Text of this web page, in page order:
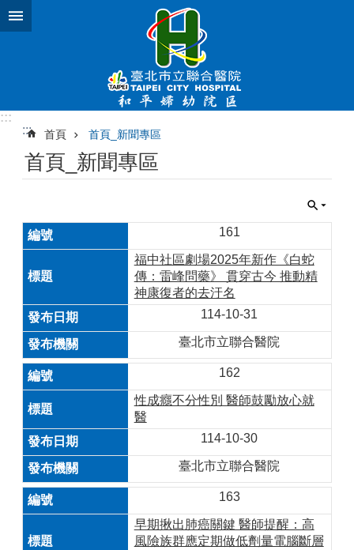
跳到主要內容區塊
:::
:::
首頁 首頁_新聞專區
首頁_新聞專區
161
福中社區劇場2025年新作《白蛇
傳：雷峰問藥》 貫穿古今 推動精
神康復者的去汙名
114-10-31
臺北市立聯合醫院
162
性成癮不分性別 醫師鼓勵放心就
醫
114-10-30
臺北市立聯合醫院
163
早期揪出肺癌關鍵 醫師提醒：高
風險族群應定期做低劑量電腦斷層